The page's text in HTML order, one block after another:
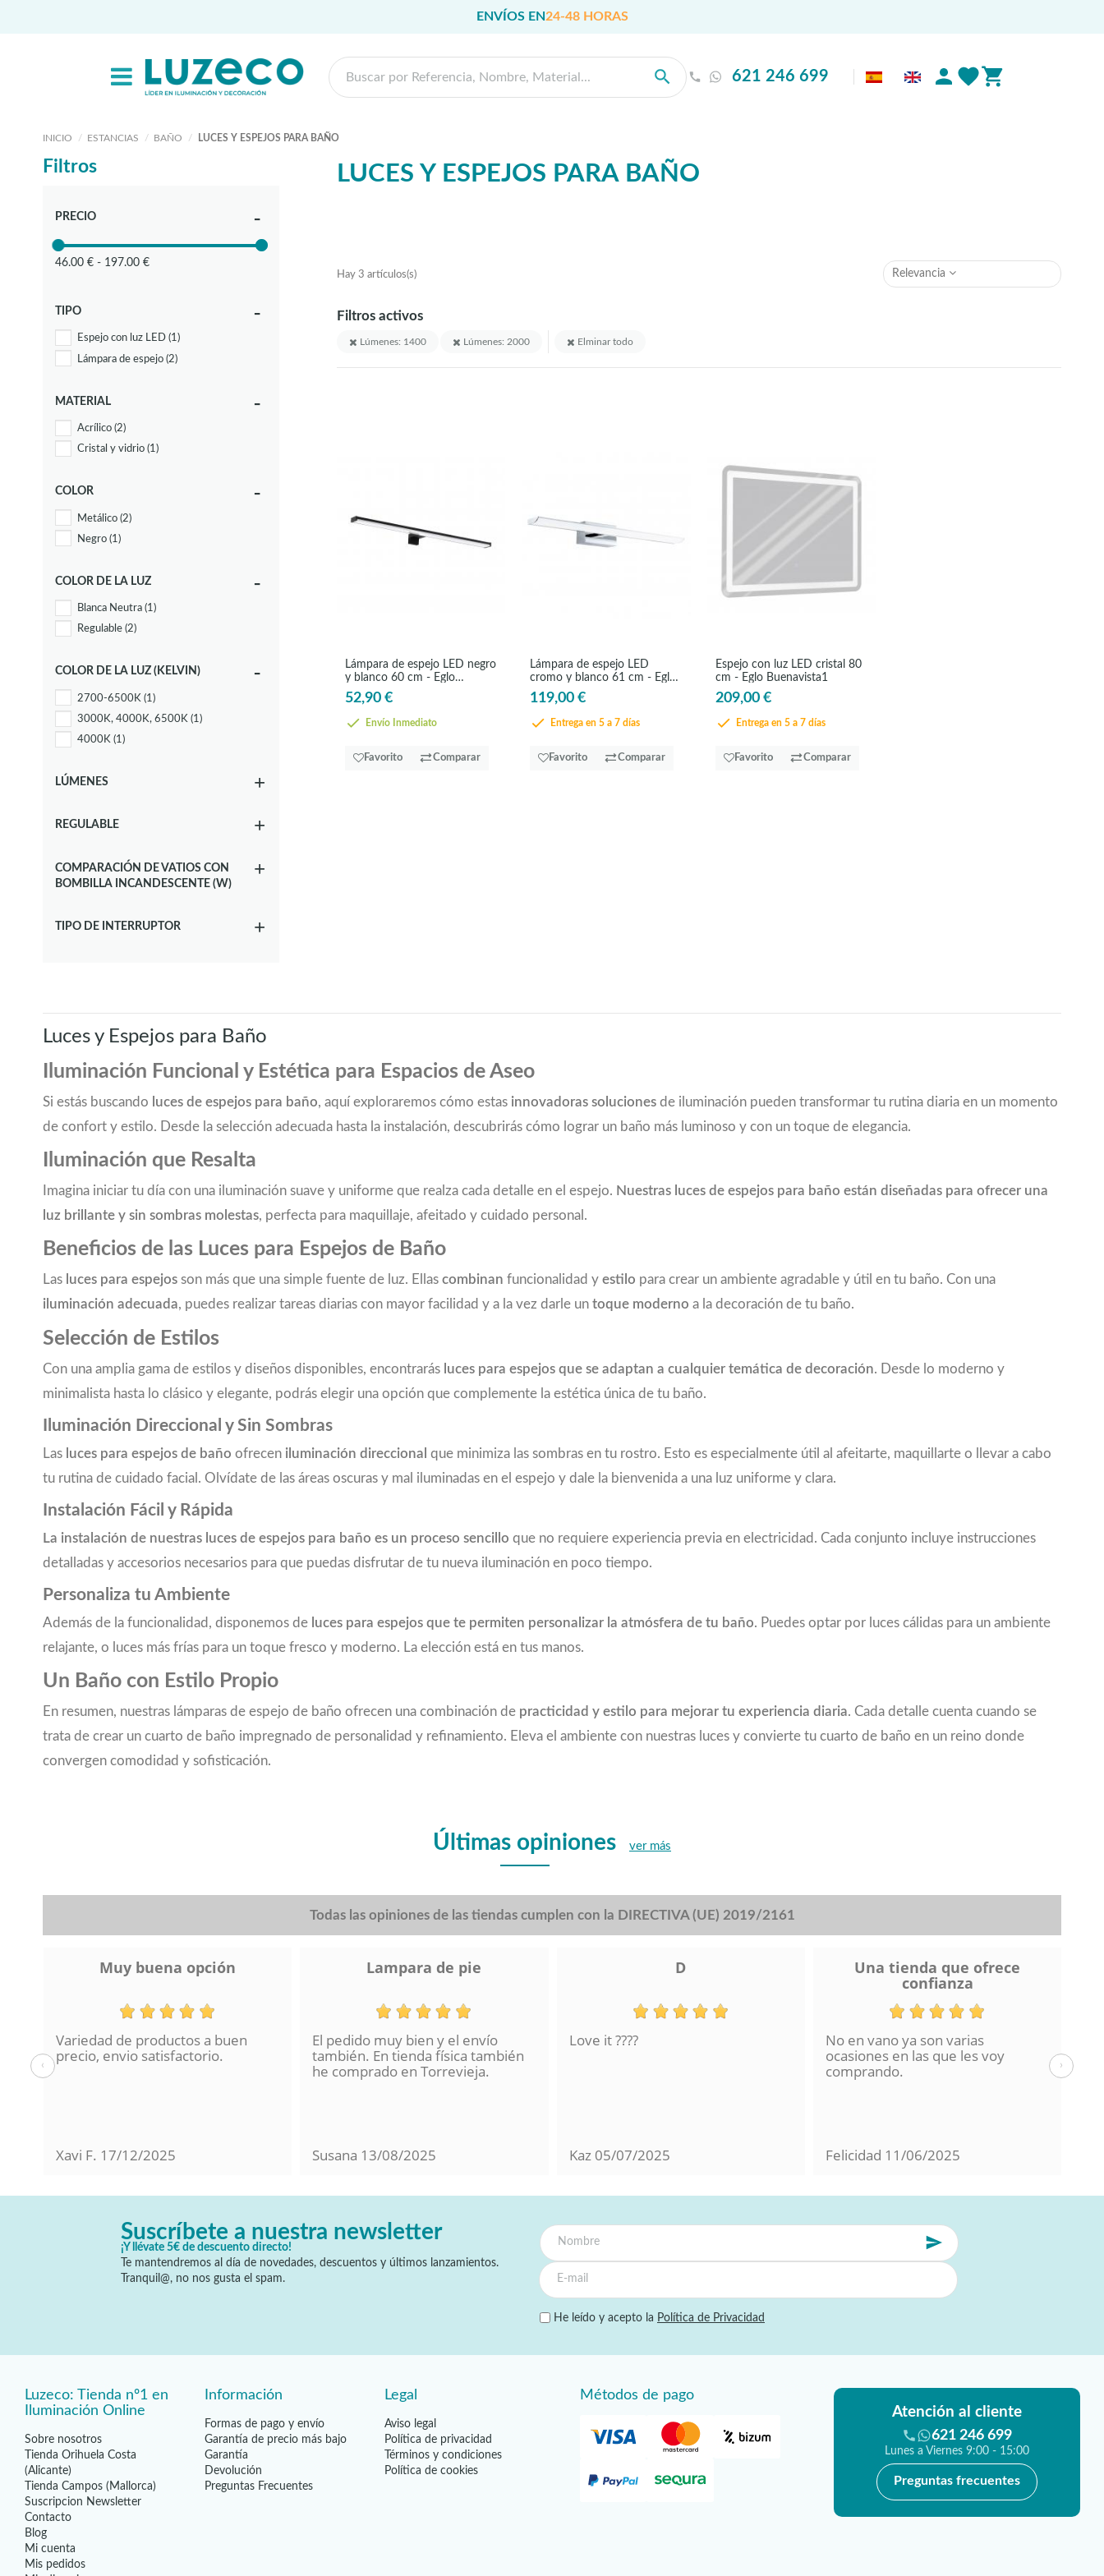
ENVÍOS EN24-48 HORAS
621 246 699
INICIO ESTANCIAS BAÑO LUCES Y ESPEJOS PARA BAÑO
LUCES Y ESPEJOS PARA BAÑO
Hay 3 artículos(s) Relevancia
Filtros activos
Lúmenes: 1400 Lúmenes: 2000 Elminar todo
Lámpara de espejo LED negro
y blanco 60 cm - Eglo
Pandella2
52,90 €
Envío Inmediato
Favorito Comparar
Lámpara de espejo LED
cromo y blanco 61 cm - Eglo
Tabianoc
119,00 €
Entrega en 5 a 7 días
Favorito Comparar
Espejo con luz LED cristal 80
cm - Eglo Buenavista1
209,00 €
Entrega en 5 a 7 días
Favorito Comparar
Filtros
PRECIO
46.00 € - 197.00 €
TIPO
Espejo con luz LED (1)
Lámpara de espejo (2)
MATERIAL
Acrílico (2)
Cristal y vidrio (1)
COLOR
Metálico (2)
Negro (1)
COLOR DE LA LUZ
Blanca Neutra (1)
Regulable (2)
COLOR DE LA LUZ (KELVIN)
2700-6500K (1)
3000K, 4000K, 6500K (1)
4000K (1)
LÚMENES
REGULABLE
COMPARACIÓN DE VATIOS CON
BOMBILLA INCANDESCENTE (W)
TIPO DE INTERRUPTOR
Luces y Espejos para Baño
Iluminación Funcional y Estética para Espacios de Aseo
Si estás buscando luces de espejos para baño, aquí exploraremos cómo estas innovadoras soluciones de iluminación pueden transformar tu rutina diaria en un momento
de confort y estilo. Desde la selección adecuada hasta la instalación, descubrirás cómo lograr un baño más luminoso y con un toque de elegancia.
Iluminación que Resalta
Imagina iniciar tu día con una iluminación suave y uniforme que realza cada detalle en el espejo. Nuestras luces de espejos para baño están diseñadas para ofrecer una
luz brillante y sin sombras molestas, perfecta para maquillaje, afeitado y cuidado personal.
Beneficios de las Luces para Espejos de Baño
Las luces para espejos son más que una simple fuente de luz. Ellas combinan funcionalidad y estilo para crear un ambiente agradable y útil en tu baño. Con una
iluminación adecuada, puedes realizar tareas diarias con mayor facilidad y a la vez darle un toque moderno a la decoración de tu baño.
Selección de Estilos
Con una amplia gama de estilos y diseños disponibles, encontrarás luces para espejos que se adaptan a cualquier temática de decoración. Desde lo moderno y
minimalista hasta lo clásico y elegante, podrás elegir una opción que complemente la estética única de tu baño.
Iluminación Direccional y Sin Sombras
Las luces para espejos de baño ofrecen iluminación direccional que minimiza las sombras en tu rostro. Esto es especialmente útil al afeitarte, maquillarte o llevar a cabo
tu rutina de cuidado facial. Olvídate de las áreas oscuras y mal iluminadas en el espejo y dale la bienvenida a una luz uniforme y clara.
Instalación Fácil y Rápida
La instalación de nuestras luces de espejos para baño es un proceso sencillo que no requiere experiencia previa en electricidad. Cada conjunto incluye instrucciones
detalladas y accesorios necesarios para que puedas disfrutar de tu nueva iluminación en poco tiempo.
Personaliza tu Ambiente
Además de la funcionalidad, disponemos de luces para espejos que te permiten personalizar la atmósfera de tu baño. Puedes optar por luces cálidas para un ambiente
relajante, o luces más frías para un toque fresco y moderno. La elección está en tus manos.
Un Baño con Estilo Propio
En resumen, nuestras lámparas de espejo de baño ofrecen una combinación de practicidad y estilo para mejorar tu experiencia diaria. Cada detalle cuenta cuando se
trata de crear un cuarto de baño impregnado de personalidad y refinamiento. Eleva el ambiente con nuestras luces y convierte tu cuarto de baño en un reino donde
convergen comodidad y sofisticación.
Últimas opiniones ver más
Todas las opiniones de las tiendas cumplen con la DIRECTIVA (UE) 2019/2161
Muy buena opción
Variedad de productos a buen
precio, envio satisfactorio.
Xavi F. 17/12/2025
Lampara de pie
El pedido muy bien y el envío
también. En tienda física también
he comprado en Torrevieja.
Susana 13/08/2025
D
Love it ????
Kaz 05/07/2025
Una tienda que ofrece
confianza
No en vano ya son varias
ocasiones en las que les voy
comprando.
Felicidad 11/06/2025
‹ ›
Suscríbete a nuestra newsletter
¡Y llévate 5€ de descuento directo!
Te mantendremos al día de novedades, descuentos y últimos lanzamientos.
Tranquil@, no nos gusta el spam.
He leído y acepto la Política de Privacidad
Luzeco: Tienda nº1 en
Iluminación Online
Sobre nosotros
Tienda Orihuela Costa
(Alicante)
Tienda Campos (Mallorca)
Suscripcion Newsletter
Contacto
Blog
Mi cuenta
Mis pedidos
Información
Formas de pago y envío
Garantía de precio más bajo
Garantía
Devolución
Preguntas Frecuentes
Legal
Aviso legal
Política de privacidad
Términos y condiciones
Política de cookies
Métodos de pago
Atención al cliente
621 246 699
Lunes a Viernes 9:00 - 15:00
Preguntas frecuentes